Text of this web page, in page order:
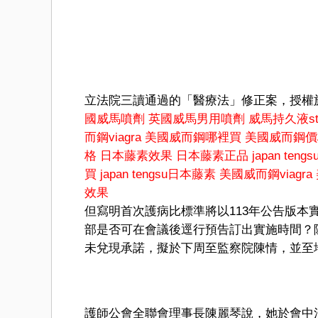
立法院三讀通過的「醫療法」修正案，授
國威馬噴劑 英國威馬男用噴劑 威馬持久液
而鋼viagra 美國威而鋼哪裡買 美國威而鋼
格 日本藤素效果 日本藤素正品 japan
買 japan tengsu日本藤素 美國威而鋼viagra
效果
但寫明首次護病比標準將以113年公告版本
部是否可在會議後逕行預告訂出實施時間
未兌現承諾，擬於下周至監察院陳情，並
護師公會全聯會理事長陳麗琴說，她於會